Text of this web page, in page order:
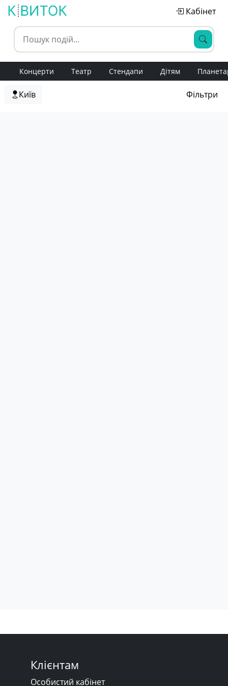
Кабінет
Концерти Театр Стендапи Дітям
Київ Фільтри
Клієнтам
Особистий кабінет